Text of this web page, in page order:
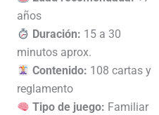
años
Duración: 15 a 30
minutos aprox.
Contenido: 108 cartas y
reglamento
Tipo de juego: Familiar